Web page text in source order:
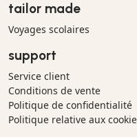
tailor made
Voyages scolaires
support
Service client
Conditions de vente
Politique de confidentialité
Politique relative aux